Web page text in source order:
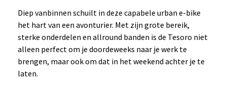
Diep vanbinnen schuilt in deze capabele urban e-bike
het hart van een avonturier. Met zijn grote bereik,
sterke onderdelen en allround banden is de Tesoro niet
alleen perfect om je doordeweeks naar je werk te
brengen, maar ook om dat in het weekend achter je te
laten.